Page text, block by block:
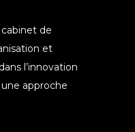
de
et
l’innovation
approche